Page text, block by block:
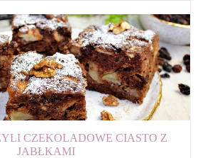
CZEKOLADOWE CIASTO Z
JABŁKAMI